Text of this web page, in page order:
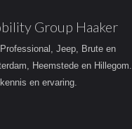
Group Haaker
Jeep, Brute en
Heemstede en Hillegom.
en ervaring.